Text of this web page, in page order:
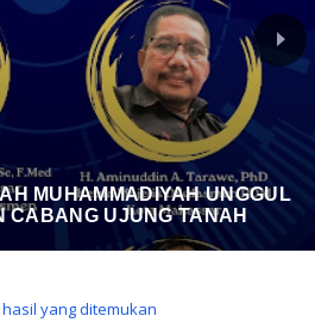
MUHAMMADIYAH UNGGUL
CABANG UJUNG TANAH
yang ditemukan